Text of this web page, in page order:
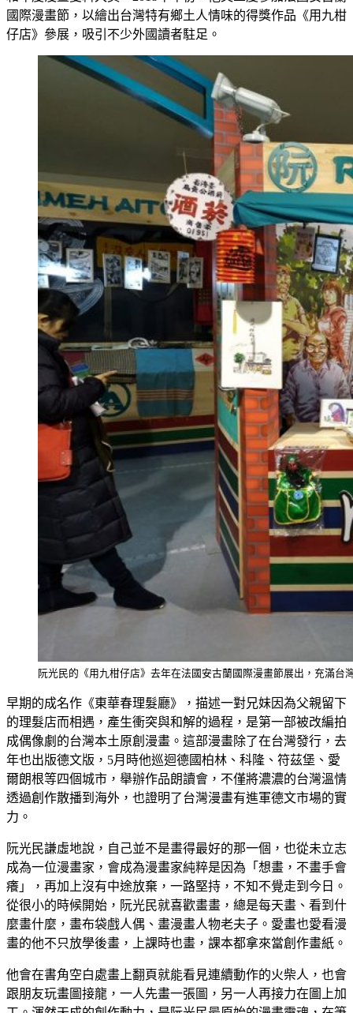
國際漫畫節，以繪出台灣特有鄉土人情味的得獎作品《用九柑
仔店》參展，吸引不少外國讀者駐足。
阮光民的《用九柑仔店》去年在法國安古蘭國際漫畫節展出，充滿台
早期的成名作《東華春理髮廳》，描述一對兄妹因為父親留下
的理髮店而相遇，產生衝突與和解的過程，是第一部被改編拍
成偶像劇的台灣本土原創漫畫。這部漫畫除了在台灣發行，去
年也出版德文版，5月時他巡迴德國柏林、科隆、符茲堡、愛
爾朗根等四個城市，舉辦作品朗讀會，不僅將濃濃的台灣溫情
透過創作散播到海外，也證明了台灣漫畫有進軍德文市場的實
力。
阮光民謙虛地說，自己並不是畫得最好的那一個，也從未立志
成為一位漫畫家，會成為漫畫家純粹是因為「想畫，不畫手會
癢」，再加上沒有中途放棄，一路堅持，不知不覺走到今日。
從很小的時候開始，阮光民就喜歡畫畫，總是每天畫、看到什
麼畫什麼，畫布袋戲人偶、畫漫畫人物老夫子。愛畫也愛看漫
畫的他不只放學後畫，上課時也畫，課本都拿來當創作畫紙。
他會在書角空白處畫上翻頁就能看見連續動作的火柴人，也會
跟朋友玩畫圖接龍，一人先畫一張圖，另一人再接力在圖上加